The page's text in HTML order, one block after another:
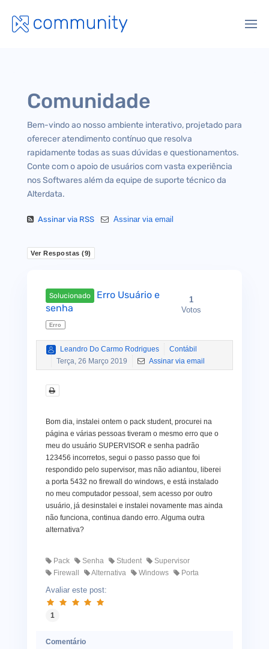
Comunidade
Bem-vindo ao nosso ambiente interativo, projetado para
oferecer atendimento contínuo que resolva
rapidamente todas as suas dúvidas e questionamentos.
Conte com o apoio de usuários com vasta experiência
nos Softwares além da equipe de suporte técnico da
Alterdata.
Assinar via RSS Assinar via email
Ver Respostas (9)
Solucionado
Erro Usuário e
senha
Erro
1
Votos
Leandro Do Carmo Rodrigues
Contábil
Terça, 26 Março 2019
Assinar via email
Bom dia, instalei ontem o pack student, procurei na
página e várias pessoas tiveram o mesmo erro que o
meu do usuário SUPERVISOR e senha padrão
123456 incorretos, segui o passo passo que foi
respondido pelo supervisor, mas não adiantou, liberei
a porta 5432 no firewall do windows, e está instalado
no meu computador pessoal, sem acesso por outro
usuário, já desinstalei e instalei novamente mas ainda
não funciona, continua dando erro. Alguma outra
alternativa?
Pack Senha Student
Supervisor
Firewall
Alternativa Windows Porta
Avaliar este post:
1
Comentário